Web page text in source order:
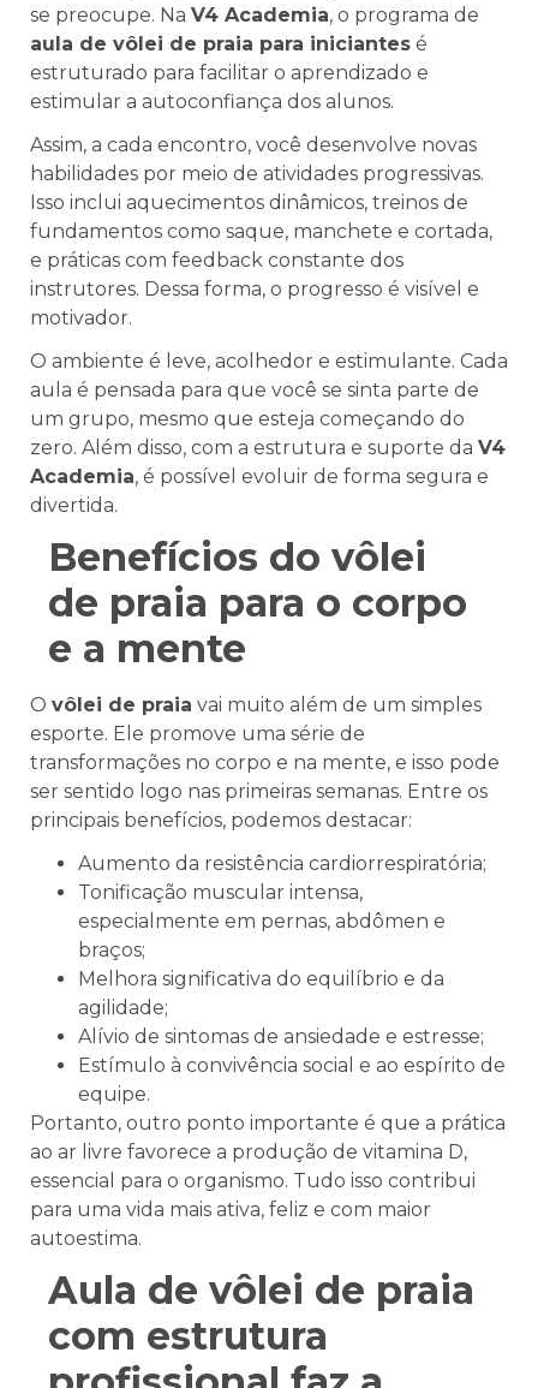
se preocupe. Na V4 Academia, o programa de
aula de vôlei de praia para iniciantes é
estruturado para facilitar o aprendizado e
estimular a autoconfiança dos alunos.
Assim, a cada encontro, você desenvolve novas
habilidades por meio de atividades progressivas.
Isso inclui aquecimentos dinâmicos, treinos de
fundamentos como saque, manchete e cortada,
e práticas com feedback constante dos
instrutores. Dessa forma, o progresso é visível e
motivador.
O ambiente é leve, acolhedor e estimulante. Cada
aula é pensada para que você se sinta parte de
um grupo, mesmo que esteja começando do
zero. Além disso, com a estrutura e suporte da V4
Academia, é possível evoluir de forma segura e
divertida.
Benefícios do vôlei
de praia para o corpo
e a mente
O vôlei de praia vai muito além de um simples
esporte. Ele promove uma série de
transformações no corpo e na mente, e isso pode
ser sentido logo nas primeiras semanas. Entre os
principais benefícios, podemos destacar:
Aumento da resistência cardiorrespiratória;
Tonificação muscular intensa,
especialmente em pernas, abdômen e
braços;
Melhora significativa do equilíbrio e da
agilidade;
Alívio de sintomas de ansiedade e estresse;
Estímulo à convivência social e ao espírito de
equipe.
Portanto, outro ponto importante é que a prática
ao ar livre favorece a produção de vitamina D,
essencial para o organismo. Tudo isso contribui
para uma vida mais ativa, feliz e com maior
autoestima.
Aula de vôlei de praia
com estrutura